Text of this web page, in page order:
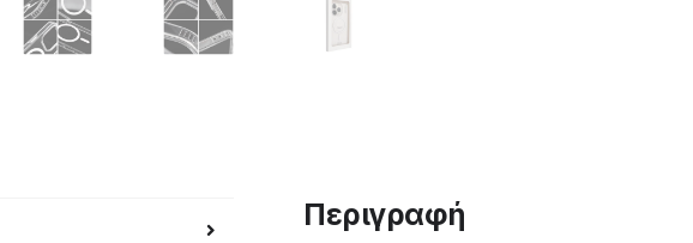
Περιγραφή